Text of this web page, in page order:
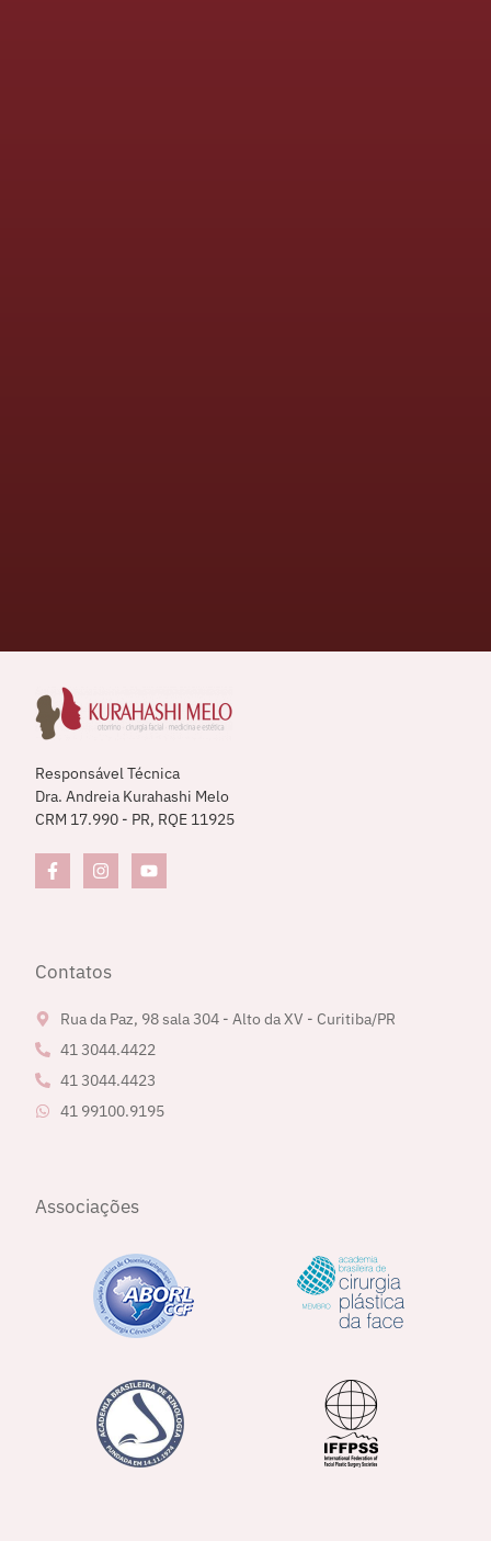
Responsável Técnica
Dra. Andreia Kurahashi Melo
CRM 17.990 - PR, RQE 11925
Contatos
Rua da Paz, 98 sala 304 - Alto da XV - Curitiba/PR
41 3044.4422
41 3044.4423
41 99100.9195
Associações